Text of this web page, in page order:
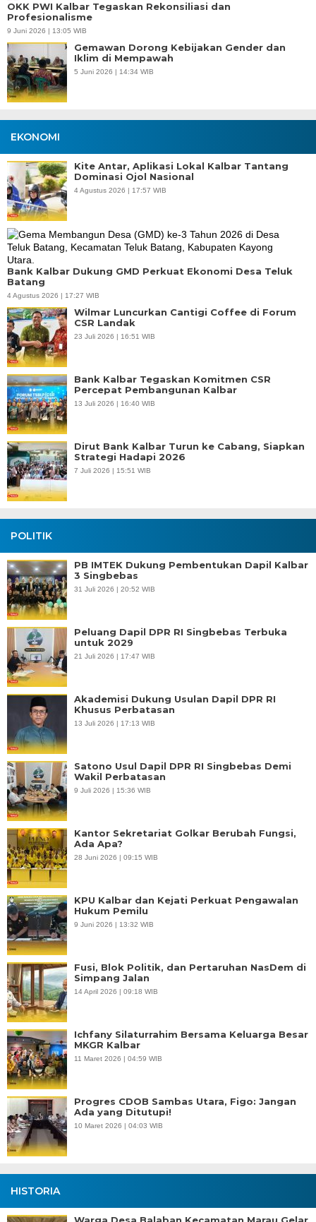
OKK PWI Kalbar Tegaskan Rekonsiliasi dan
Profesionalisme
9 Juni 2026 | 13:05 WIB
Gemawan Dorong Kebijakan Gender dan
Iklim di Mempawah
5 Juni 2026 | 14:34 WIB
EKONOMI
Kite Antar, Aplikasi Lokal Kalbar Tantang
Dominasi Ojol Nasional
4 Agustus 2026 | 17:57 WIB
Bank Kalbar Dukung GMD Perkuat Ekonomi Desa Teluk
Batang
4 Agustus 2026 | 17:27 WIB
Wilmar Luncurkan Cantigi Coffee di Forum
CSR Landak
23 Juli 2026 | 16:51 WIB
Bank Kalbar Tegaskan Komitmen CSR
Percepat Pembangunan Kalbar
13 Juli 2026 | 16:40 WIB
Dirut Bank Kalbar Turun ke Cabang, Siapkan
Strategi Hadapi 2026
7 Juli 2026 | 15:51 WIB
POLITIK
PB IMTEK Dukung Pembentukan Dapil Kalbar
3 Singbebas
31 Juli 2026 | 20:52 WIB
Peluang Dapil DPR RI Singbebas Terbuka
untuk 2029
21 Juli 2026 | 17:47 WIB
Akademisi Dukung Usulan Dapil DPR RI
Khusus Perbatasan
13 Juli 2026 | 17:13 WIB
Satono Usul Dapil DPR RI Singbebas Demi
Wakil Perbatasan
9 Juli 2026 | 15:36 WIB
Kantor Sekretariat Golkar Berubah Fungsi,
Ada Apa?
28 Juni 2026 | 09:15 WIB
KPU Kalbar dan Kejati Perkuat Pengawalan
Hukum Pemilu
9 Juni 2026 | 13:32 WIB
Fusi, Blok Politik, dan Pertaruhan NasDem di
Simpang Jalan
14 April 2026 | 09:18 WIB
Ichfany Silaturrahim Bersama Keluarga Besar
MKGR Kalbar
11 Maret 2026 | 04:59 WIB
Progres CDOB Sambas Utara, Figo: Jangan
Ada yang Ditutupi!
10 Maret 2026 | 04:03 WIB
HISTORIA